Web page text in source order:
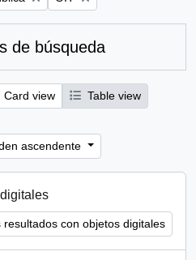
de búsqueda
Card view
Table view
ascendente
resultados con objetos digitales